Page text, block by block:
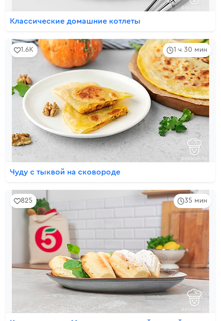
Классические домашние котлеты
1 ч 30 мин
1.6K
Чуду с тыквой на сковороде
35 мин
825